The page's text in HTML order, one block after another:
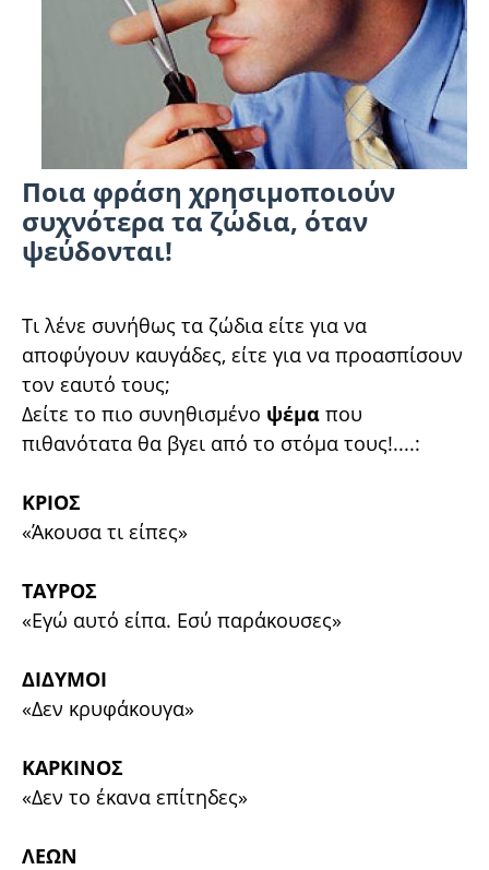
Ποια φράση χρησιμοποιούν
συχνότερα τα ζώδια, όταν
ψεύδονται!
Τι λένε συνήθως τα ζώδια είτε για να
αποφύγουν καυγάδες, είτε για να προασπίσουν
τον εαυτό τους;
Δείτε το πιο συνηθισμένο ψέμα που
πιθανότατα θα βγει από το στόμα τους!....:
ΚΡΙΟΣ
«Άκουσα τι είπες»
ΤΑΥΡΟΣ
«Εγώ αυτό είπα. Εσύ παράκουσες»
ΔΙΔΥΜΟΙ
«Δεν κρυφάκουγα»
ΚΑΡΚΙΝΟΣ
«Δεν το έκανα επίτηδες»
ΛΕΩΝ